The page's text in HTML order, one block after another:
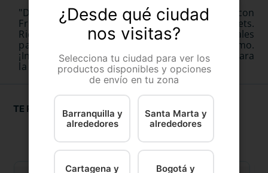
"Disfruta de un alimento nutritivo para gatos con
Fruitables Cat Atun y Calabaza, 70g de Icono Pets.
Riquísimo sabor, hecho con ingredientes naturales
para ofrecer un balance nutricional óptimo.
¡Incluye vitaminas y ácidos grasos esenciales para
la salud de tu mascota!"
TE RECOMENDAMOS
¿Desde qué ciudad
nos visitas?
Selecciona tu ciudad para ver los
productos disponibles y opciones
de envío en tu zona
Barranquilla y
alrededores
Santa Marta y
alrededores
Cartagena y
Bogotá y